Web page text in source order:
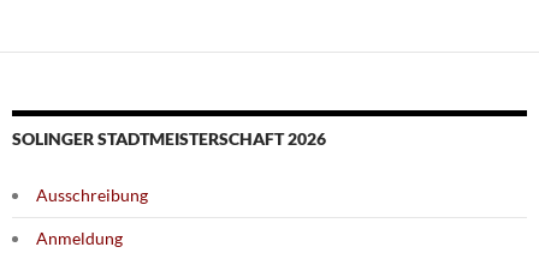
SOLINGER STADTMEISTERSCHAFT 2026
Ausschreibung
Anmeldung